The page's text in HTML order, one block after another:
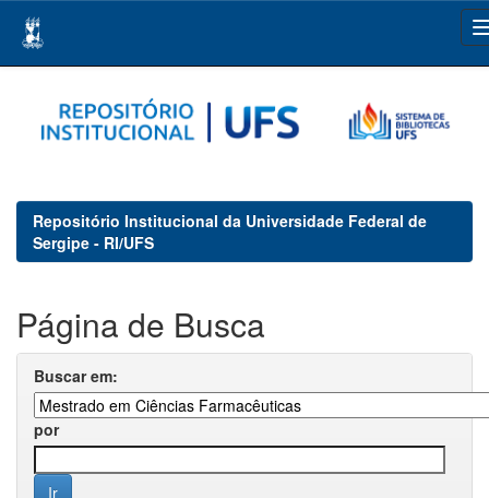
navigation
Repositório Institucional da Universidade Federal de
Sergipe - RI/UFS
Página de Busca
Buscar em:
por